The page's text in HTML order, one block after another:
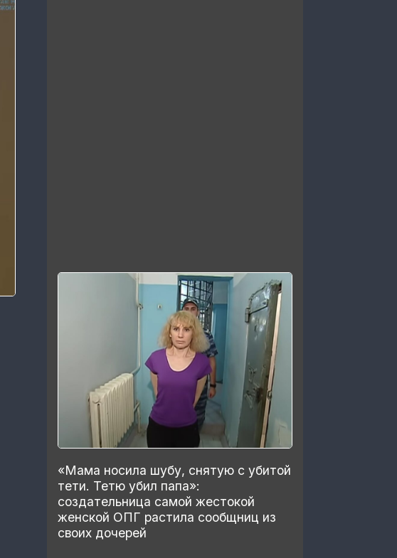
«Мама носила шубу, снятую с убитой
тети. Тетю убил папа»:
создательница самой жестокой
женской ОПГ растила сообщниц из
своих дочерей